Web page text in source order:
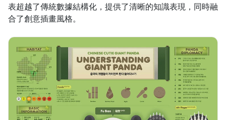
表超越了傳統數據結構化，提供了清晰的知識表現，同時融
合了創意插畫風格。